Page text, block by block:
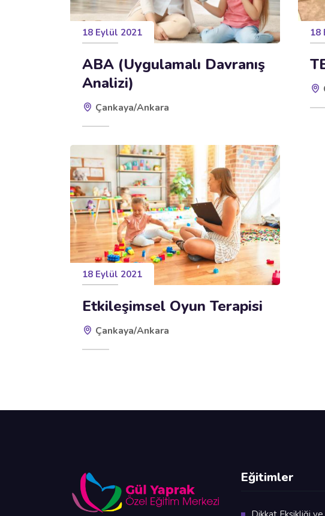
18 Eylül 2021
ABA (Uygulamalı Davranış
Analizi)
Çankaya/Ankara
18
18 Eylül 2021
Etkileşimsel Oyun Terapisi
Çankaya/Ankara
Eğitimler